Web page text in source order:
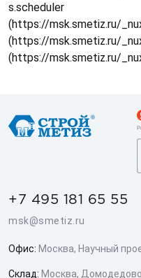
s.scheduler
(https://msk.smetiz.ru/
(https://msk.smetiz.ru/
(https://msk.smetiz.ru/
+7 495 181 65 55
msk@smetiz.ru
Офис: Москва, Научный
Склад: Москва,